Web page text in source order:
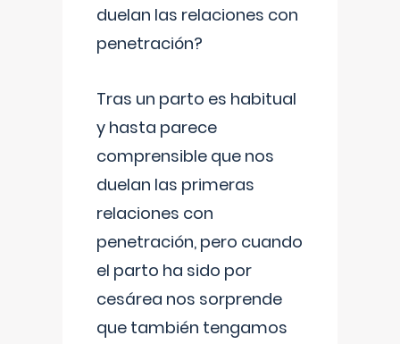
duelan las relaciones con
penetración?
Tras un parto es habitual
y hasta parece
comprensible que nos
duelan las primeras
relaciones con
penetración, pero cuando
el parto ha sido por
cesárea nos sorprende
que también tengamos